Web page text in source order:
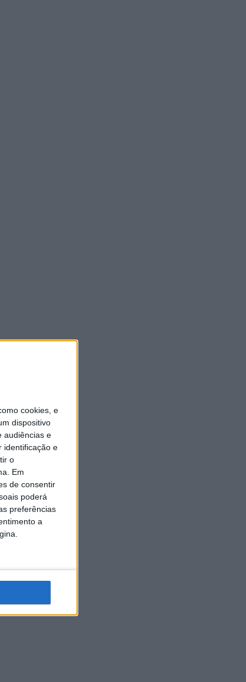
cookies, e
dispositivo
audiências e
identificação e
o
Em
de consentir
poderá
preferências
a